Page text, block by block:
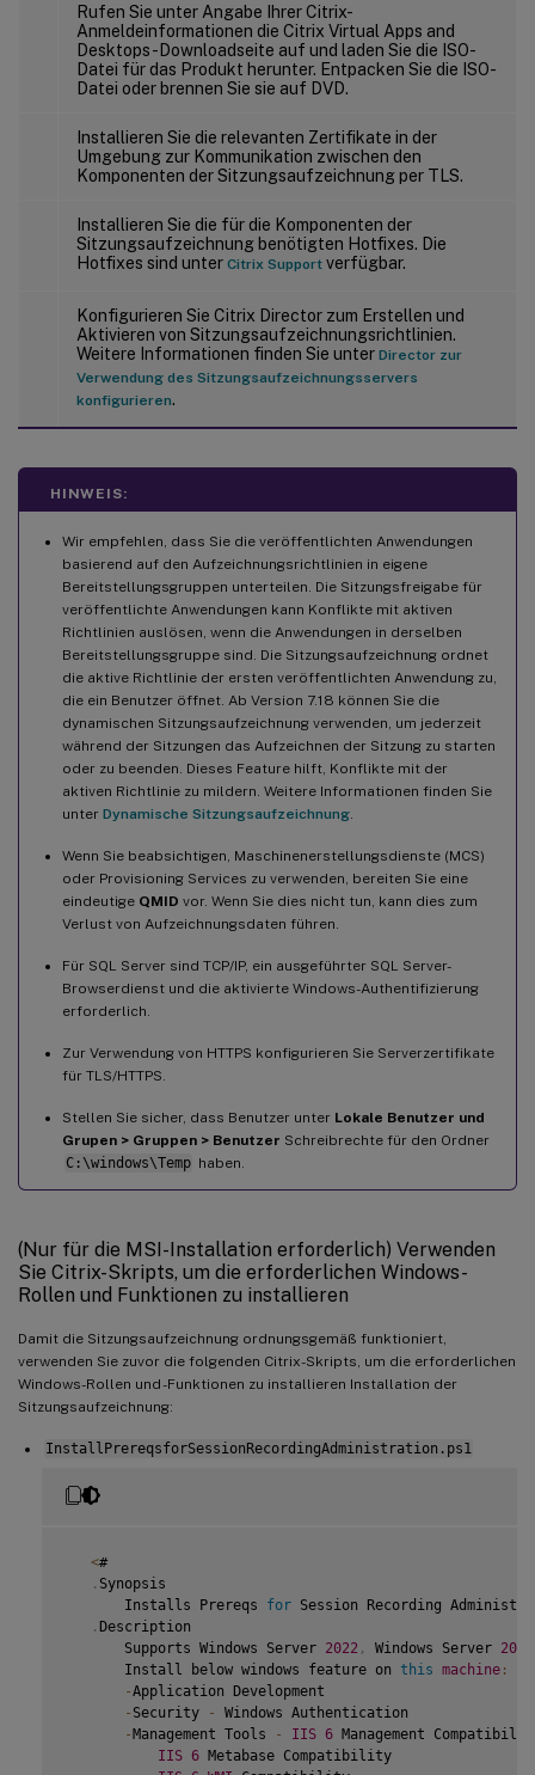
Rufen Sie unter Angabe Ihrer Citrix-
Anmeldeinformationen die Citrix Virtual Apps and
Desktops-Downloadseite auf und laden Sie die ISO-
Datei für das Produkt herunter. Entpacken Sie die ISO-
Datei oder brennen Sie sie auf DVD.
Installieren Sie die relevanten Zertifikate in der
Umgebung zur Kommunikation zwischen den
Komponenten der Sitzungsaufzeichnung per TLS.
Installieren Sie die für die Komponenten der
Sitzungsaufzeichnung benötigten Hotfixes. Die
Hotfixes sind unter Citrix Support verfügbar.
Konfigurieren Sie Citrix Director zum Erstellen und
Aktivieren von Sitzungsaufzeichnungsrichtlinien.
Weitere Informationen finden Sie unter Director zur
Verwendung des Sitzungsaufzeichnungsservers
konfigurieren.
HINWEIS:
Wir empfehlen, dass Sie die veröffentlichten Anwendungen
basierend auf den Aufzeichnungsrichtlinien in eigene
Bereitstellungsgruppen unterteilen. Die Sitzungsfreigabe für
veröffentlichte Anwendungen kann Konflikte mit aktiven
Richtlinien auslösen, wenn die Anwendungen in derselben
Bereitstellungsgruppe sind. Die Sitzungsaufzeichnung ordnet
die aktive Richtlinie der ersten veröffentlichten Anwendung zu,
die ein Benutzer öffnet. Ab Version 7.18 können Sie die
dynamischen Sitzungsaufzeichnung verwenden, um jederzeit
während der Sitzungen das Aufzeichnen der Sitzung zu starten
oder zu beenden. Dieses Feature hilft, Konflikte mit der
aktiven Richtlinie zu mildern. Weitere Informationen finden Sie
unter Dynamische Sitzungsaufzeichnung
Wenn Sie beabsichtigen, Maschinenerstellungsdienste (MCS)
oder Provisioning Services zu verwenden, bereiten Sie eine
eindeutige QMID vor. Wenn Sie dies nicht tun, kann dies zum
Verlust von Aufzeichnungsdaten führen.
Für SQL Server sind TCP/IP, ein ausgeführter SQL Server-
Browserdienst und die aktivierte Windows-Authentifizierung
erforderlich.
Zur Verwendung von HTTPS konfigurieren Sie Serverzertifikate
für TLS/HTTPS.
Stellen Sie sicher, dass Benutzer unter Lokale Benutzer und
Grupen > Gruppen > Benutzer Schreibrechte für den Ordner
C:\windows\Temp haben.
(Nur für die MSI-Installation erforderlich) Verwenden
Sie Citrix-Skripts, um die erforderlichen Windows-
Rollen und Funktionen zu installieren
Damit die Sitzungsaufzeichnung ordnungsgemäß funktioniert,
verwenden Sie zuvor die folgenden Citrix-Skripts, um die erforderlichen
Windows-Rollen und -Funktionen zu installieren Installation der
Sitzungsaufzeichnung:
InstallPrereqsforSessionRecordingAdministration.ps1
<#
. Synopsis
       Installs Prereqs
for Session Recording
. Description
       Supports Windows Server
2022 , Windows Server 2019
       Install below windows feature on
this machine :
-Application Development
- Security -
Windows Authentication
-Management Tools - IIS 6 Management
IIS 6 Metabase Compatibility